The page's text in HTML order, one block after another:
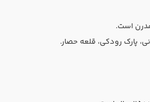
است.
پارک رودکی، قلعه حصار.